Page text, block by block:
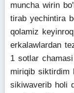
muncha wirin
tirab yechintira
qolamiz
erkalawlardan
1 sotlar
miriqib siktirdim
sikiwaverib holi